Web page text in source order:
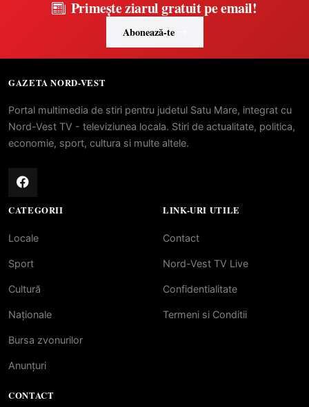
Primește ziarul gratuit pe email!
Abonează-te
GAZETA NORD-VEST
Portal multimedia de stiri pentru judetul Satu Mare, integrat cu
Nord-Vest TV - televiziunea locala. Stiri de actualitate, politica,
economie, sport, cultura si multe altele.
CATEGORII
Locale
Sport
Cultură
Naționale
Bursa zvonurilor
Anunțuri
LINK-URI UTILE
Contact
Nord-Vest TV Live
Confidentialitate
Termeni si Conditii
CONTACT